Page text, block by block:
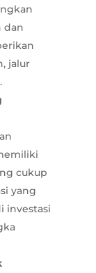
dan
jalur
cukup
yang
investasi